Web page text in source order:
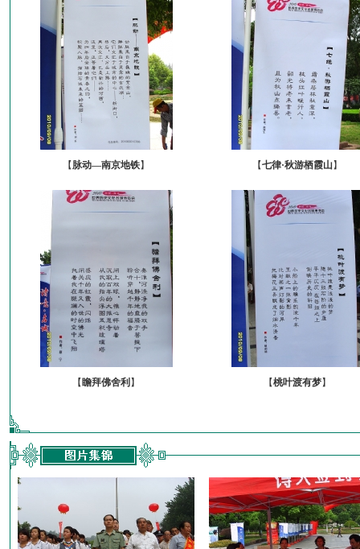
【脉动—南京地铁】 【七律·秋游栖霞山】
【 瞻拜佛舍利 】 【桃叶渡有梦】